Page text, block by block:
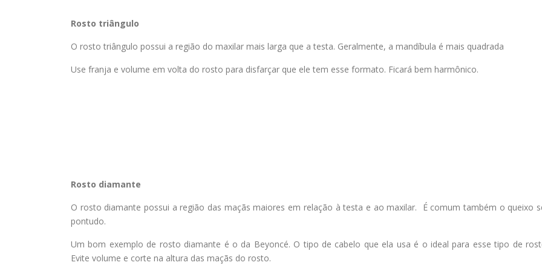
Rosto triângulo
O rosto triângulo possui a região do maxilar mais larga que a testa. Geralmente, a mandíbula é mais quadrada
Use franja e volume em volta do rosto para disfarçar que ele tem esse formato. Ficará bem harmônico.
Rosto diamante
O rosto diamante possui a região das maçãs maiores em relação à testa e ao maxilar. É comum também o queixo
pontudo.
Um bom exemplo de rosto diamante é o da Beyoncé. O tipo de cabelo que ela usa é o ideal para esse tipo de
Evite volume e corte na altura das maçãs do rosto.